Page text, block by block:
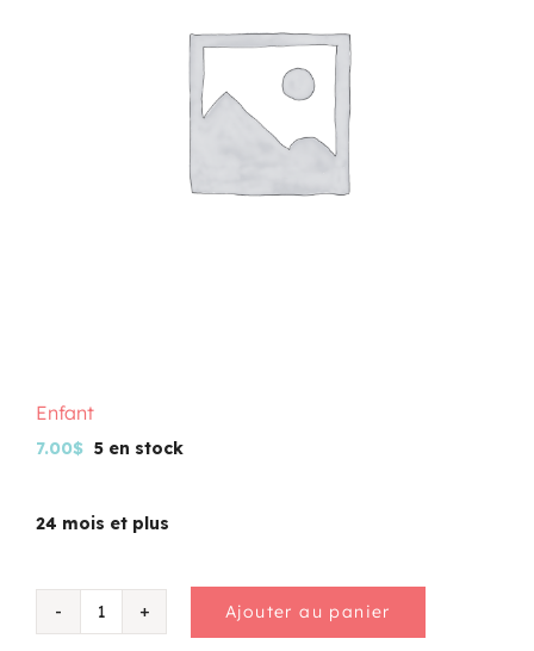
Enfant
7.00$ 5 en stock
24 mois et plus
quantité
Ajouter au panier